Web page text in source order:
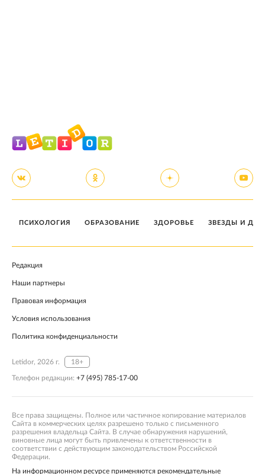
ПСИХОЛОГИЯ ОБРАЗОВАНИЕ ЗДОРОВЬЕ ЗВЕЗДЫ И
Редакция
Наши партнеры
Правовая информация
Условия использования
Политика конфиденциальности
Letidor, 2026 г. 18+
Телефон редакции: +7 (495) 785-17-00
Все права защищены. Полное или частичное копирование материалов
Сайта в коммерческих целях разрешено только с письменного
разрешения владельца Сайта. В случае обнаружения нарушений,
виновные лица могут быть привлечены к ответственности в
соответствии с действующим законодательством Российской
Федерации.
На информационном ресурсе применяются рекомендательные